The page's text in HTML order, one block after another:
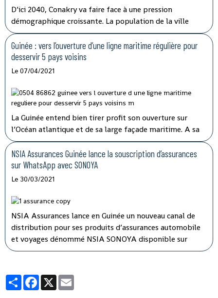
D’ici 2040, Conakry va faire face à une pression
démographique croissante. La population de la ville
pourrait atteindre 5,5 millions d’habitants à cet horizon
contre 2,7 millions actuellement. Le système de
transports en commun actuellement déployé a
montré ses limites.
Guinée : vers l’ouverture d’une ligne maritime régulière pour
desservir 5 pays voisins
Le 07/04/2021
La Guinée entend bien tirer profit son ouverture sur
l’Océan atlantique et de sa large façade maritime. A sa
prise de fonction en juin 2020, la nouvelle direction de
Société navale Guinéenne (SNG) annonçait le
développement d’une véritable politique de transport
maritime tout en consolidant les acquis.
NSIA Assurances Guinée lance la souscription d’assurances
sur WhatsApp avec SONOYA
Le 30/03/2021
NSIA Assurances lance en Guinée un nouveau canal de
distribution pour ses produits d’assurances automobile
et voyages dénommé NSIA SONOYA disponible sur
WhatsApp. En recourant par messages à la souscription
leurs contrats d’assurances directement chez eux.
PartagerFacebook
X